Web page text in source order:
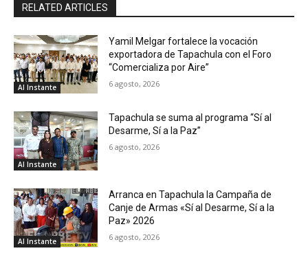
RELATED ARTICLES
Al Instante
Yamil Melgar fortalece la vocación
exportadora de Tapachula con el Foro
“Comercializa por Aire”
6 agosto, 2026
Al Instante
Tapachula se suma al programa “Sí al
Desarme, Sí a la Paz”
6 agosto, 2026
Al Instante
Arranca en Tapachula la Campaña de
Canje de Armas «Sí al Desarme, Sí a la
Paz» 2026
6 agosto, 2026